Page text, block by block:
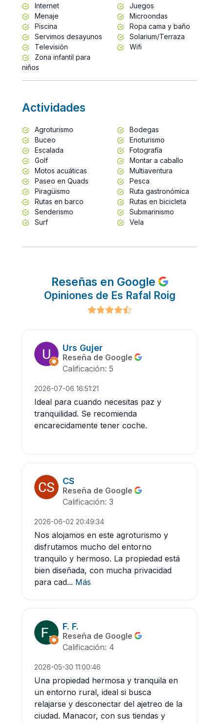
Internet
Juegos
Menaje
Microondas
Piscina
Ropa cama y baño
Servimos desayunos
Solarium/Terraza
Televisión
Wifi
Zona infantil para
niños
Actividades
Agroturismo
Bodegas
Buceo
Enoturismo
Escalada
Fotografía
Golf
Montar a caballo
Motos acuáticas
Multiaventura
Paseo en Quads
Pesca
Piragüismo
Ruta gastronómica
Rutas en barco
Rutas en bicicleta
Senderismo
Submarinismo
Surf
Vela
Reseñas en Google
Opiniones de Es Rafal Roig
Urs Gujer
Reseña de Google
Calificación: 5
2026-07-06 16:51:21
Ideal para cuando necesitas paz y
tranquilidad. Se recomienda
encarecidamente tener coche.
CS
Reseña de Google
Calificación: 3
2026-06-02 20:49:34
Nos alojamos en este agroturismo y
disfrutamos mucho del entorno
tranquilo y hermoso. La propiedad está
bien diseñada, con mucha privacidad
para cad... Más
F. F.
Reseña de Google
Calificación: 4
2026-05-30 11:00:46
Una propiedad hermosa y tranquila en
un entorno rural, ideal si busca
relajarse y desconectar del ajetreo de la
ciudad. Manacor, con sus tiendas y